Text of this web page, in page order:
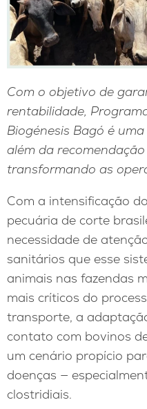
Com o objetivo de
rentabilidade,
Biogénesis Bagó é
além da
transformando as
Com a intensificação
pecuária de corte
necessidade de
sanitários que esse
animais nas fazendas
mais críticos do
transporte, a
contato com bovinos
um cenário propício
doenças —
clostridiais.